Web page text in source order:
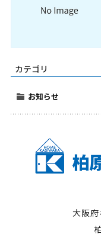
カテゴリ
お知らせ
大阪